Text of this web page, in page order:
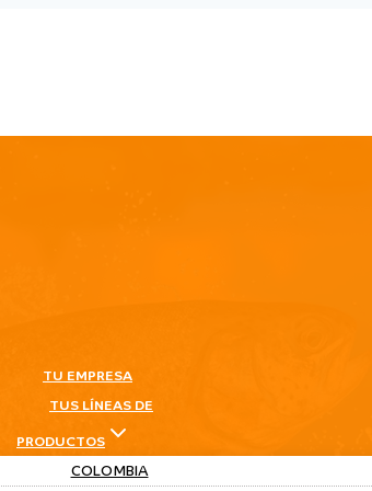
TU EMPRESA
TUS LÍNEAS DE
PRODUCTOS
COLOMBIA